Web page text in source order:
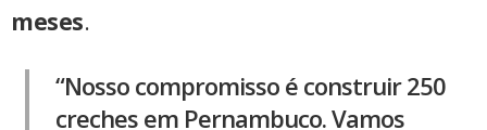
meses.
“Nosso compromisso é construir 250
creches em Pernambuco. Vamos